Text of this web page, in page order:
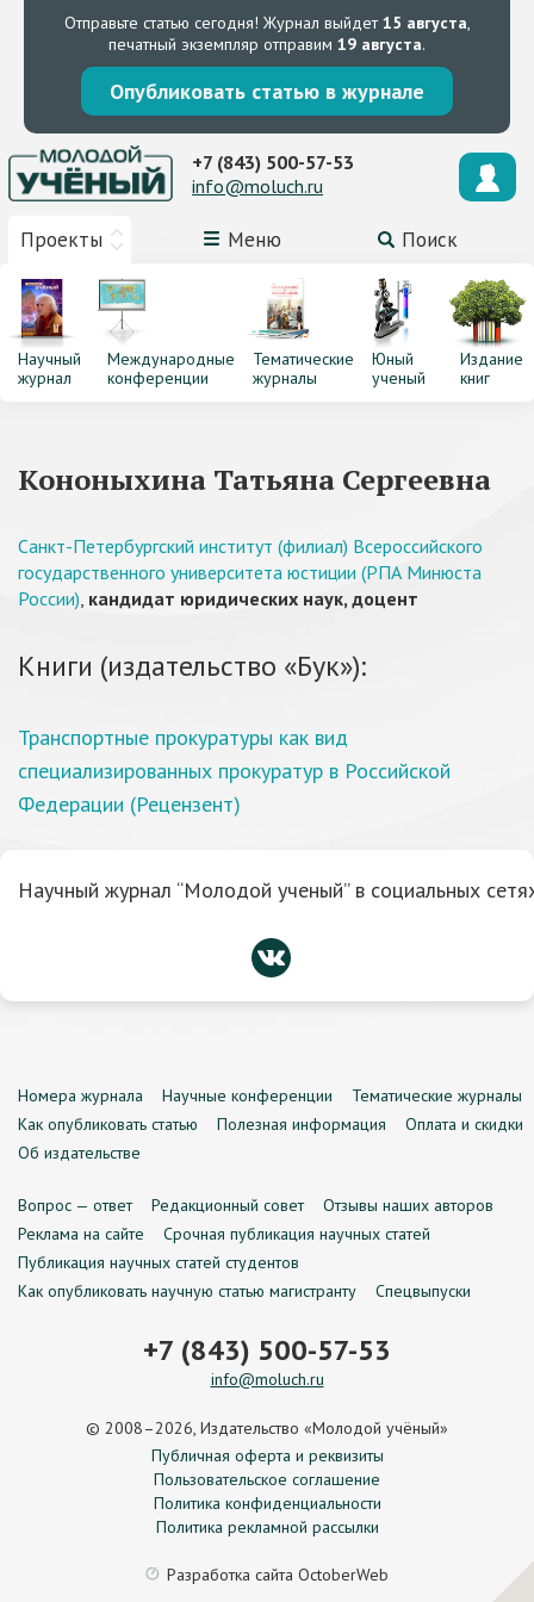
Отправьте статью сегодня! Журнал выйдет15 августа,
печатный экземпляр отправим 19 августа.
Опубликовать статью в журнале
Проекты Меню Поиск
+7 (843) 500-57-53
info@moluch.ru
Научный
журнал
Международные
конференции
Тематические
журналы
Юный
ученый
Издание
книг
Кононыхина Татьяна Сергеевна
Санкт-Петербургский институт (филиал) Всероссийского
государственного университета юстиции (РПА Минюста
России), кандидат юридических наук, доцент
Книги (издательство «Бук»):
Транспортные прокуратуры как вид
специализированных прокуратур в Российской
Федерации (Рецензент)
Научный журнал “Молодой ученый” в социальных
Номера журнала Научные конференции
Тематические журналы
Как опубликовать статью
Полезная информация
Оплата и скидки
Об издательстве
Вопрос — ответ Редакционный совет
Отзывы наших авторов
Реклама на сайте
Срочная публикация научных статей
Публикация научных статей студентов
Как опубликовать научную статью магистранту
Спецвыпуски
+7 (843) 500-57-53
info@moluch.ru
© 2008–2026, Издательство «Молодой учёный»
Публичная оферта и реквизиты
Пользовательское соглашение
Политика конфиденциальности
Политика рекламной рассылки
Разработка сайта OctoberWeb